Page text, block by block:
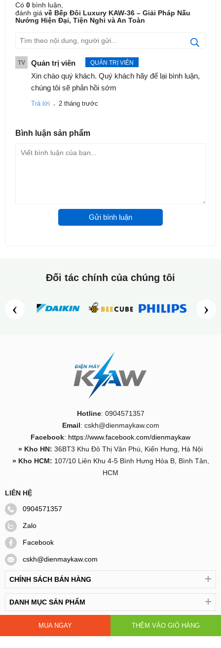
Có 0 bình luận,
đánh giá về Bếp Đôi Luxury KAW-36 – Giải Pháp Nấu
Nướng Hiện Đại, Tiện Nghi và An Toàn
TV Quản trị viên QUẢN TRỊ VIÊN
Xin chào quý khách. Quý khách hãy để lại bình luận,
chúng tôi sẽ phản hồi sớm
Trả lời . 2 tháng trước
Bình luận sản phẩm
Gửi bình luận
MUA NGAY THÊM VÀO GIỎ HÀNG
Đối tác chính của chúng tôi
‹ ›
Hotline: 0904571357
Email: cskh@dienmaykaw.com
Facebook: https://www.facebook.com/dienmaykaw
» Kho HN: 36BT3 Khu Đô Thị Văn Phú, Kiến Hưng, Hà Nội
» Kho HCM: 107/10 Liên Khu 4-5 Bình Hưng Hòa B, Bình Tân,
HCM
LIÊN HỆ
0904571357
Zalo
Facebook
cskh@dienmaykaw.com
CHÍNH SÁCH BÁN HÀNG
DANH MỤC SẢN PHẨM